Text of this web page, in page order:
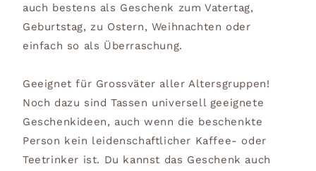
auch bestens als Geschenk zum Vatertag,
Geburtstag, zu Ostern, Weihnachten oder
einfach so als Überraschung.
Geeignet für Grossväter aller Altersgruppen!
Noch dazu sind Tassen universell geeignete
Geschenkideen, auch wenn die beschenkte
Person kein leidenschaftlicher Kaffee- oder
Teetrinker ist. Du kannst das Geschenk auch